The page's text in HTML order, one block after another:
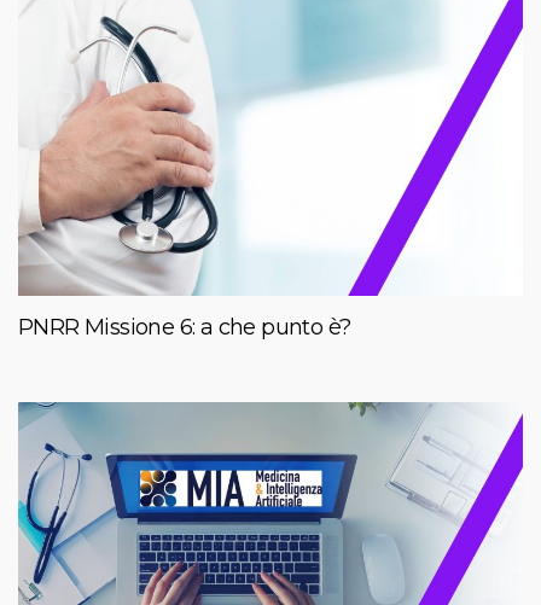
PNRR Missione 6: a che punto è?